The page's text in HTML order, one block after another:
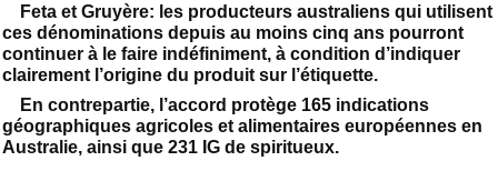
Feta et Gruyère: les producteurs australiens qui utilisent
ces dénominations depuis au moins cinq ans pourront
continuer à le faire indéfiniment, à condition d’indiquer
clairement l’origine du produit sur l’étiquette.
En contrepartie, l’accord protège 165 indications
géographiques agricoles et alimentaires européennes en
Australie, ainsi que 231 IG de spiritueux.